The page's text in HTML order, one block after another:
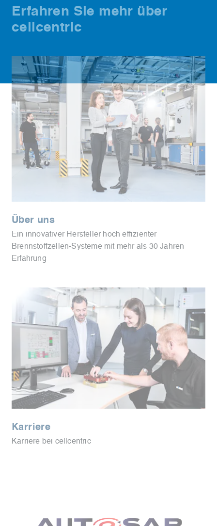
Erfahren Sie mehr über
cellcentric
Über uns
Ein innovativer Hersteller hoch effizienter
Brennstoffzellen-Systeme mit mehr als 30 Jahren
Erfahrung
Karriere
Karriere bei cellcentric